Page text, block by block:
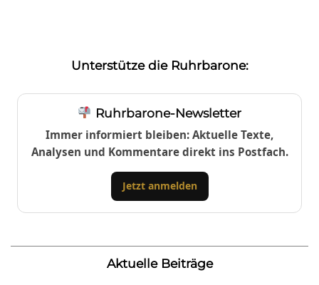
Unterstütze die Ruhrbarone:
Ruhrbarone-Newsletter
Immer informiert bleiben: Aktuelle Texte,
Analysen und Kommentare direkt ins Postfach.
Jetzt anmelden
Aktuelle Beiträge